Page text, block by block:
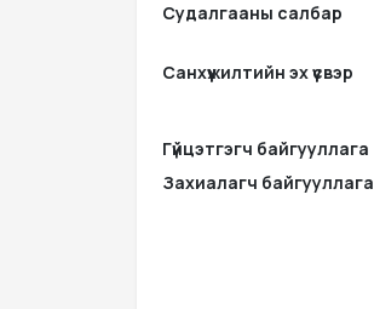
Судалгааны салбар
Санхүүжилтийн эх үүсвэр
Гүйцэтгэгч байгууллага
Захиалагч байгууллага